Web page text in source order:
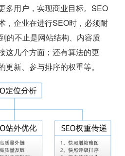
多用户，实现商业目标。SEO
，企业在进行SEO时，必须耐
的不止是网站结构、内容质
这几个方面；还有算法的更
新、参与排序的权重等。